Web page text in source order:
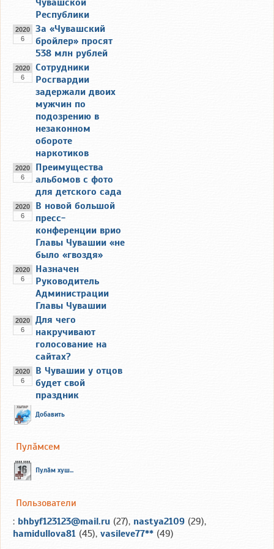
Республики
2020
6
За «Чувашский
бройлер» просят
538 млн рублей
2020
6
Сотрудники
Росгвардии
задержали двоих
мужчин по
подозрению в
незаконном
обороте
наркотиков
2020
6
Преимущества
альбомов с фото
для детского сада
2020
6
В новой большой
пресс-
конференции врио
Главы Чувашии «не
было «гвоздя»
2020
6
Назначен
Руководитель
Администрации
Главы Чувашии
2020
6
Для чего
накручивают
голосование на
сайтах?
2020
6
В Чувашии у отцов
будет свой
праздник
Добавить
Пулăмсем
Пулăм хуш...
Пользователи
: bhbyf123123@mail.ru (27), nastya2109 (29),
hamidullova81 (45), vasileve77** (49)